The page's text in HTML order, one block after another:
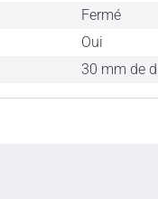
Fermé
Oui
30 mm de